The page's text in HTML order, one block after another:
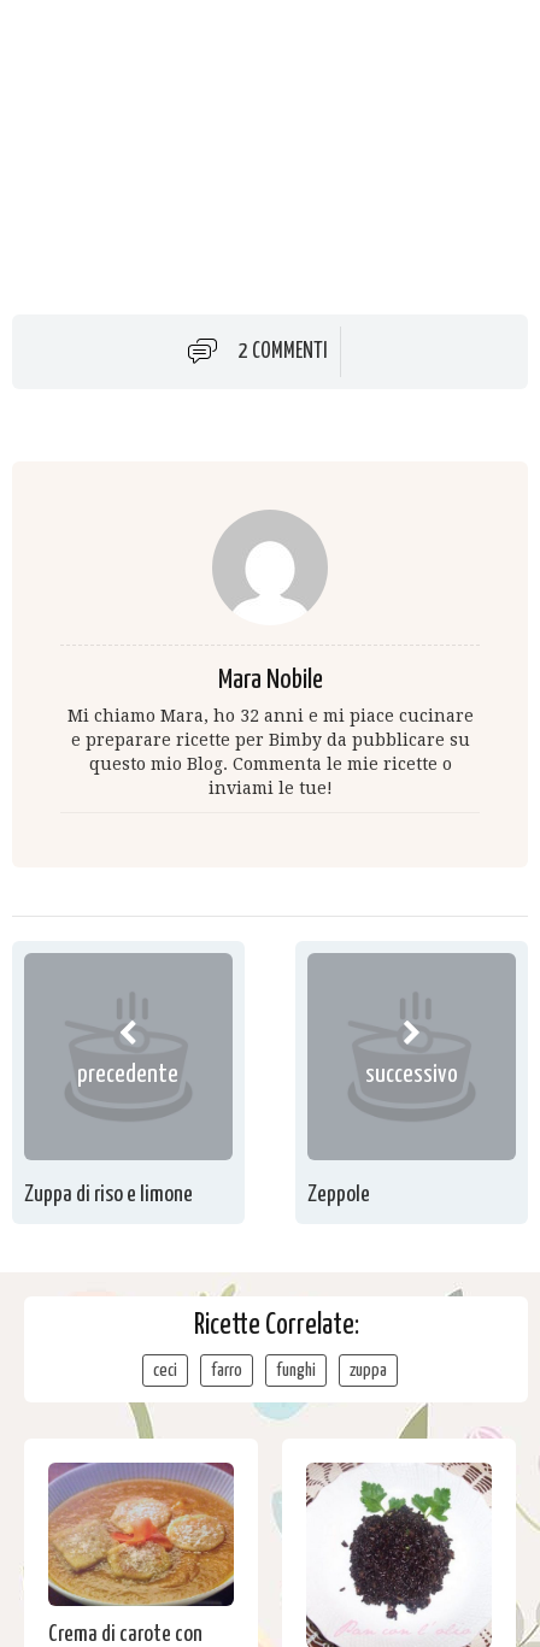
2 COMMENTI
Mara Nobile
Mi chiamo Mara, ho 32 anni e mi piace cucinare
e preparare ricette per Bimby da pubblicare su
questo mio Blog. Commenta le mie ricette o
inviami le tue!
precedente
Zuppa di riso e limone
successivo
Zeppole
Ricette Correlate:
ceci farro funghi zuppa
Crema di carote con